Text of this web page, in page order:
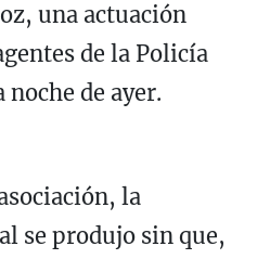
una actuación
de la Policía
de ayer.
la
se produjo sin que,